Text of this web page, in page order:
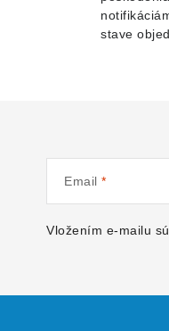
stave
Email
Vložením e-mailu